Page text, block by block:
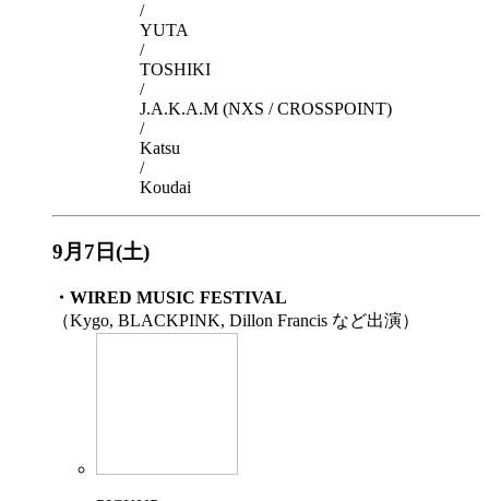
/
YUTA
/
TOSHIKI
/
J.A.K.A.M (NXS / CROSSPOINT)
/
Katsu
/
Koudai
9月7日(土)
・WIRED MUSIC FESTIVAL
（Kygo, BLACKPINK, Dillon Francis など出演）